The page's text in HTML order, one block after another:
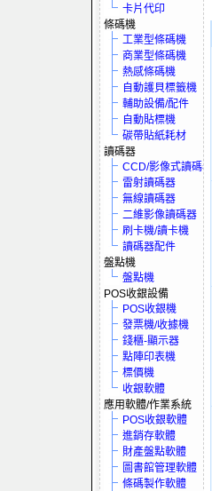
卡片代印
條碼機
工業型條碼機
商業型條碼機
熱感條碼機
自動護貝標籤機
輔助設備/配件
自動貼標機
碳帶貼紙耗材
讀碼器
CCD/影像式讀碼器
雷射讀碼器
無線讀碼器
二維影像讀碼器
刷卡機/讀卡機
讀碼器配件
盤點機
盤點機
POS收銀設備
POS收銀機
發票機/收據機
錢櫃-顯示器
點陣印表機
標價機
收銀軟體
應用軟體/作業系統
POS收銀軟體
進銷存軟體
財產盤點軟體
圖書館管理軟體
條碼製作軟體